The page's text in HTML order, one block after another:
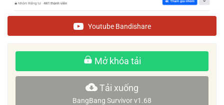
Youtube Bandishare
Mở khóa tải
Tải xuống
BangBang Survivor v1.68